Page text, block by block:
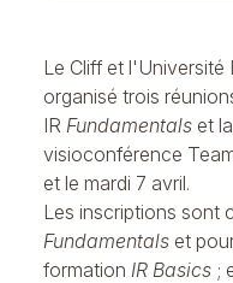
Le Cliff et l'Université
organisé trois
IR Fundamentals et la
visioconférence
et le mardi 7 avril.
Les inscriptions sont
Fundamentals et
formation IR Basics ;